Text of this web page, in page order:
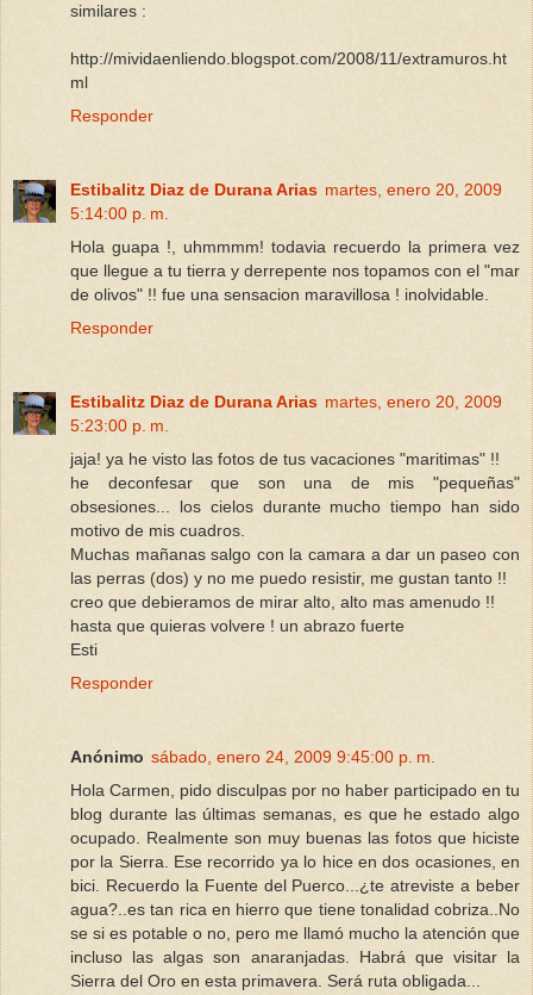
similares :
http://mividaenliendo.blogspot.com/2008/11/extramuros.ht
ml
Responder
Estibalitz Diaz de Durana Arias martes, enero 20, 2009
5:14:00 p. m.
Hola guapa !, uhmmmm! todavia recuerdo la primera vez
que llegue a tu tierra y derrepente nos topamos con el "mar
de olivos" !! fue una sensacion maravillosa ! inolvidable.
Responder
Estibalitz Diaz de Durana Arias martes, enero 20, 2009
5:23:00 p. m.
jaja! ya he visto las fotos de tus vacaciones "maritimas" !!
he deconfesar que son una de mis "pequeñas"
obsesiones... los cielos durante mucho tiempo han sido
motivo de mis cuadros.
Muchas mañanas salgo con la camara a dar un paseo con
las perras (dos) y no me puedo resistir, me gustan tanto !!
creo que debieramos de mirar alto, alto mas amenudo !!
hasta que quieras volvere ! un abrazo fuerte
Esti
Responder
Anónimo sábado, enero 24, 2009 9:45:00 p. m.
Hola Carmen, pido disculpas por no haber participado en tu
blog durante las últimas semanas, es que he estado algo
ocupado. Realmente son muy buenas las fotos que hiciste
por la Sierra. Ese recorrido ya lo hice en dos ocasiones, en
bici. Recuerdo la Fuente del Puerco...¿te atreviste a beber
agua?..es tan rica en hierro que tiene tonalidad cobriza..No
se si es potable o no, pero me llamó mucho la atención que
incluso las algas son anaranjadas. Habrá que visitar la
Sierra del Oro en esta primavera. Será ruta obligada...